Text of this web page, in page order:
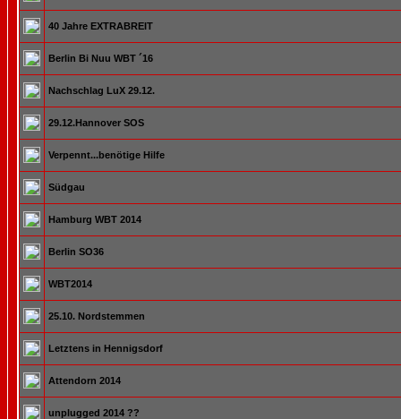
40 Jahre EXTRABREIT
Berlin Bi Nuu WBT ´16
Nachschlag LuX 29.12.
29.12.Hannover SOS
Verpennt...benötige Hilfe
Südgau
Hamburg WBT 2014
Berlin SO36
WBT2014
25.10. Nordstemmen
Letztens in Hennigsdorf
Attendorn 2014
unplugged 2014 ??